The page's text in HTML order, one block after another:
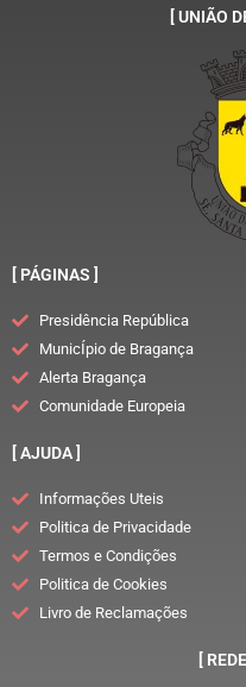
[ UNIÃO
[ PÁGINAS ]
Presidência República
MunicÍpio de Bragança
Alerta Bragança
Comunidade Europeia
[ AJUDA ]
Informações Uteis
Politica de Privacidade
Termos e Condições
Politica de Cookies
Livro de Reclamações
[